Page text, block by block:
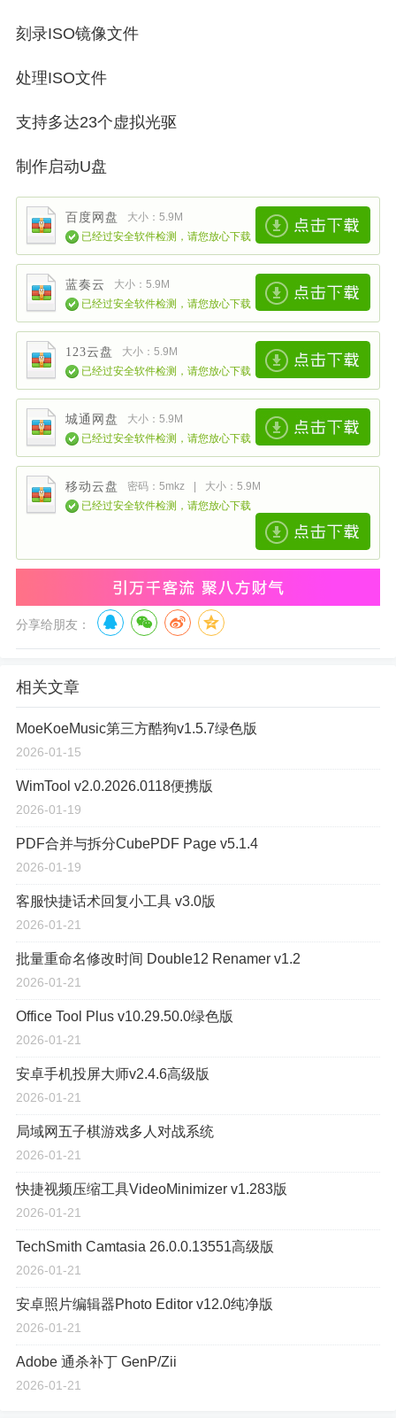
刻录ISO镜像文件
处理ISO文件
支持多达23个虚拟光驱
制作启动U盘
百度网盘
大小：5.9M
已经过安全软件检测，请您放心下载
蓝奏云
大小：5.9M
已经过安全软件检测，请您放心下载
123云盘
大小：5.9M
已经过安全软件检测，请您放心下载
城通网盘
大小：5.9M
已经过安全软件检测，请您放心下载
移动云盘 密码：5mkz
大小：5.9M
已经过安全软件检测，请您放心下载
分享给朋友：
相关文章
MoeKoeMusic第三方酷狗v1.5.7绿色版
2026-01-15
WimTool v2.0.2026.0118便携版
2026-01-19
PDF合并与拆分CubePDF Page v5.1.4
2026-01-19
客服快捷话术回复小工具 v3.0版
2026-01-21
批量重命名修改时间 Double12 Renamer v1.2
2026-01-21
Office Tool Plus v10.29.50.0绿色版
2026-01-21
安卓手机投屏大师v2.4.6高级版
2026-01-21
局域网五子棋游戏多人对战系统
2026-01-21
快捷视频压缩工具VideoMinimizer v1.283版
2026-01-21
TechSmith Camtasia 26.0.0.13551高级版
2026-01-21
安卓照片编辑器Photo Editor v12.0纯净版
2026-01-21
Adobe 通杀补丁 GenP/Zii
2026-01-21